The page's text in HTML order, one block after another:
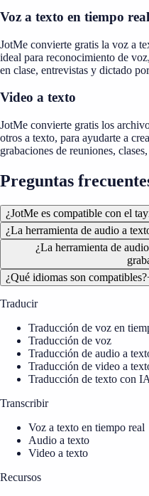
Voz a texto en tiempo real
JotMe convierte gratis la voz a
ideal para reconocimiento de
en clase, entrevistas y dictado
Video a texto
JotMe convierte gratis los
otros a texto, para ayudarte a
grabaciones de reuniones,
Preguntas
¿JotMe es compatible con el
¿La herramienta de audio a
¿La herramienta de
¿Qué idiomas son compatibles?
Traducir
Traducción de voz en
Traducción de voz
Traducción de audio a
Traducción de video a
Traducción de texto con IA
Transcribir
Voz a texto en tiempo real
Audio a texto
Video a texto
Recursos